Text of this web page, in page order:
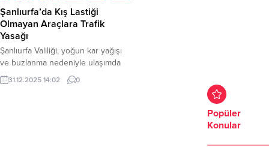
nedeniyle sosyal medya
hesabından...
Şanlıurfa’da Kış Lastiği
Olmayan Araçlara Trafik
Yasağı
Şanlıurfa Valiliği, yoğun kar yağışı
ve buzlanma nedeniyle ulaşımda
yaşanan olumsuzlukları göz
önünde bulundurarak trafik
31.12.2025 14:02 0
Popüler
Konular